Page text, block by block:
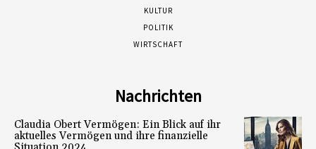
KULTUR
POLITIK
WIRTSCHAFT
Nachrichten
Claudia Obert Vermögen: Ein Blick auf ihr
aktuelles Vermögen und ihre finanzielle